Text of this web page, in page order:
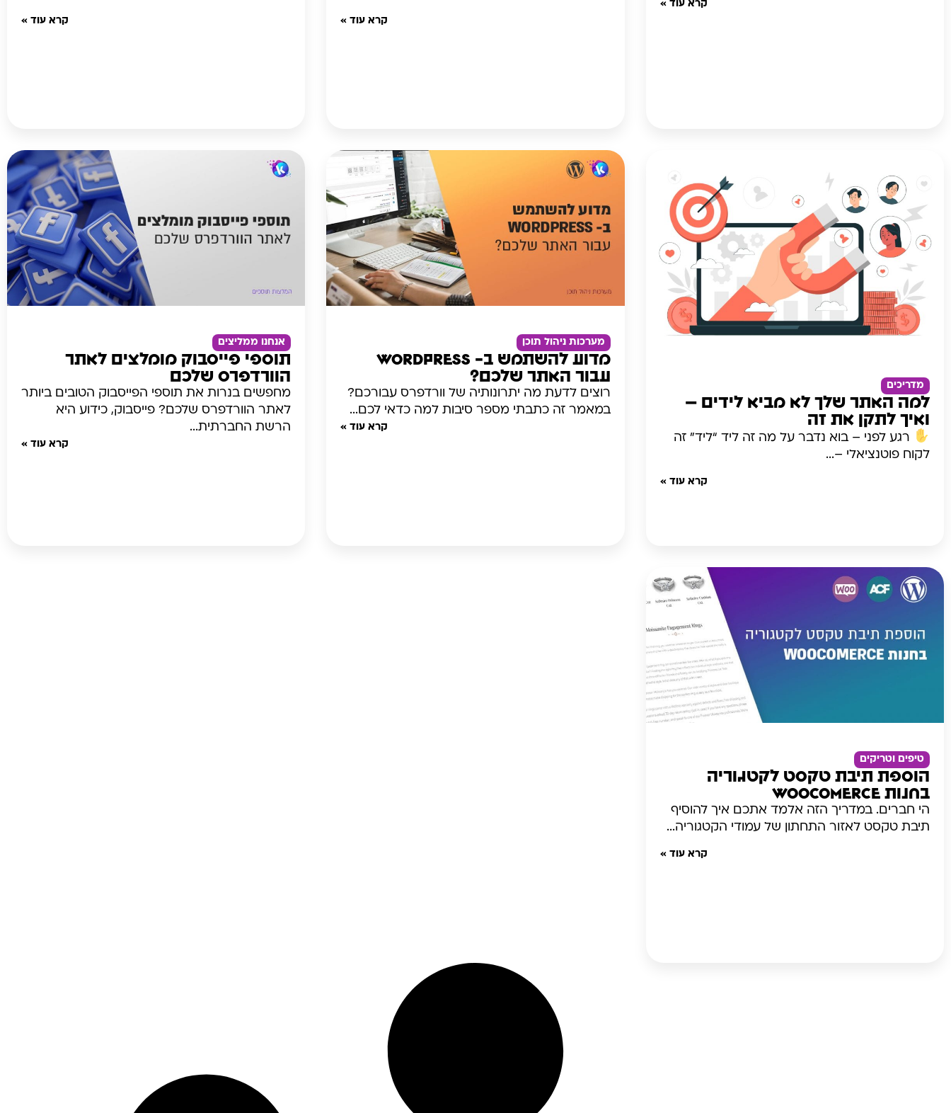
קרא עוד »
קרא עוד » קרא עוד »
מדריכים
למה האתר שלך לא מביא לידים –
ואיך לתקן את זה
רגע לפני – בוא נדבר על מה זה ליד “ליד” זה
לקוח פוטנציאלי –...
קרא עוד »
מערכות ניהול תוכן
מדוע להשתמש ב- WORDPRESS
עבור האתר שלכם?
רוצים לדעת מה יתרונותיה של וורדפרס עבורכם?
במאמר זה כתבתי מספר סיבות למה כדאי לכם...
קרא עוד »
אנחנו ממליצים
תוספי פייסבוק מומלצים לאתר
הוורדפרס שלכם
מחפשים בנרות את תוספי הפייסבוק הטובים ביותר
לאתר הוורדפרס שלכם? פייסבוק, כידוע היא
הרשת החברתית...
קרא עוד »
טיפים וטריקים
הוספת תיבת טקסט לקטגוריה
בחנות Woocomerce
הי חברים. במדריך הזה אלמד אתכם איך להוסיף
תיבת טקסט לאזור התחתון של עמודי הקטגוריה...
קרא עוד »